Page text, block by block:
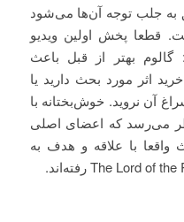
به جلب توجه آن‌ها می‌شود
قطعا پخش اولین ویدیو
گالوم بهتر از قبل باعث
اثر مورد بحث دارید یا
آن نروید. خوش‌بختانه با
می‌رسد که اعضای اصلی
واقعا با علاقه و هدف به